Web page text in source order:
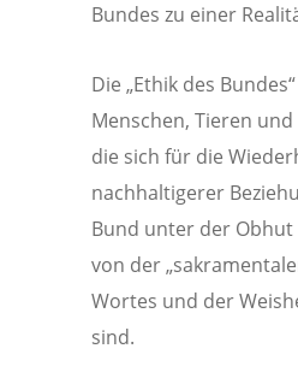
Bundes zu einer
Die „Ethik des
Menschen, Tieren
die sich für die
nachhaltigerer
Bund unter der Obhut
von der
Wortes und der
sind.